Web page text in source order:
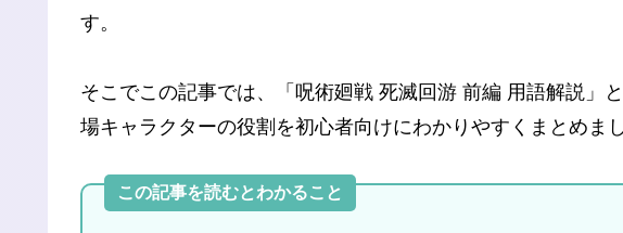
す。
そこでこの記事では、「呪術廻戦 死滅回游 前編 用語解説」
場キャラクターの役割を初心者向けにわかりやすくまとめまし
この記事を読むとわかること